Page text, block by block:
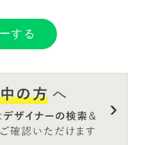
する